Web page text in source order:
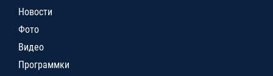
Новости
Фото
Видео
Программки